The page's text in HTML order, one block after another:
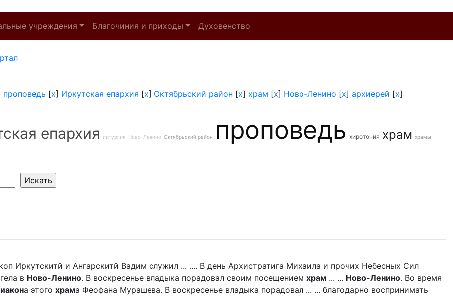
учреждения Благочиния и приходы Духовенство
проповедь [x] Иркутская епархия [x] Октябрьский район [x] храм [x] Ново-Ленино [x] архиерей [x]
епархия литургия Ново-Ленино Октябрьский район проповедь хиротония храм храмы
Иркутскитй и Ангарскитй Вадим служил ... .... В день Архистратига Михаила и прочих Небесных Сил
в Ново-Ленино. В воскресенье владыка порадовал своим посещением храм ... ... Ново-Ленино. Во время
а этого храма Феофана Мурашева. В воскресенье владыка порадовал ... ... благодарно воспринимать